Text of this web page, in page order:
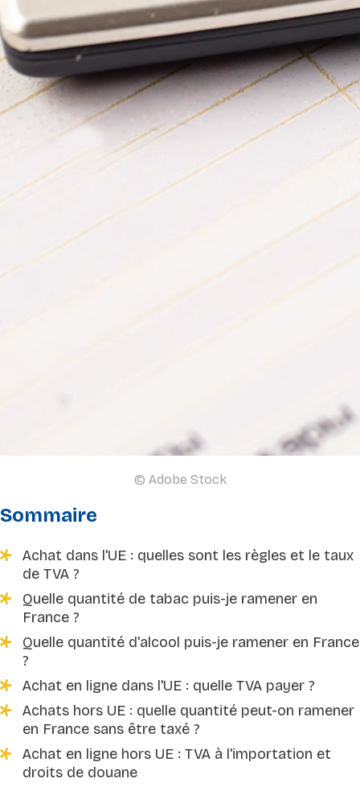
© Adobe Stock
Sommaire
Achat dans l'UE : quelles sont les règles et le taux
de TVA ?
Quelle quantité de tabac puis-je ramener en
France ?
Quelle quantité d'alcool puis-je ramener en France
?
Achat en ligne dans l'UE : quelle TVA payer ?
Achats hors UE : quelle quantité peut-on ramener
en France sans être taxé ?
Achat en ligne hors UE : TVA à l'importation et
droits de douane